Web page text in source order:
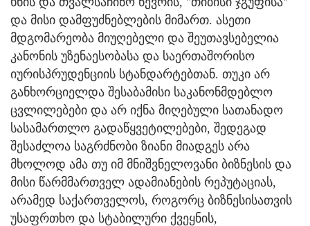
და მისი დამფუძნებლების მიმართ. ასეთი
მდგომარეობა მიუღებელი და შეუთავსებელია
კანონის უზენაესობასა და საერთაშორისო
იურისპრუდენციის სტანდარტებთან. თუკი არ
განხორციელდა შესაბამისი საკანონმდებლო
ცვლილებები და არ იქნა მიღებული სათანადო
სასამართლო გადაწყვეტილებები, შედეგად
შესაძლოა საგრძნობი ზიანი მიადგეს არა
მხოლოდ ამა თუ იმ მნიშვნელოვანი ბიზნესის და
მისი წარმმართველ ადამიანების რეპუტაციას,
არამედ საქართველოს, როგორც ბიზნესისათვის
უსაფრთხო და სტაბილური ქვეყნის,